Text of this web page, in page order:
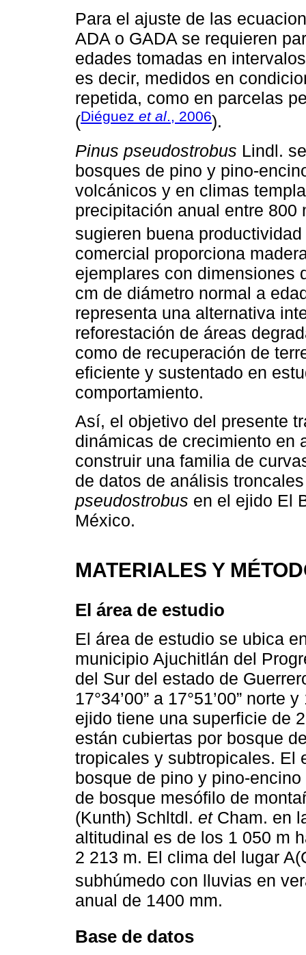
Para el ajuste de las
ADA o GADA se requieren
edades tomadas en
es decir, medidos en
repetida, como en parcelas
(Diéguez et al., 2006).
Pinus pseudostrobus Lindl.
bosques de pino y pino-
volcánicos y en climas
precipitación anual entre
sugieren buena productividad
comercial proporciona
ejemplares con dimensiones
cm de diámetro normal a
representa una alternativa
reforestación de áreas
como de recuperación de
eficiente y sustentado en
comportamiento.
Así, el objetivo del presente
dinámicas de crecimiento en
construir una familia de
de datos de análisis
pseudostrobus en el ejido El
México.
MATERIALES Y
El área de estudio
El área de estudio se ubica
municipio Ajuchitlán del
del Sur del estado de
17°34’00” a 17°51’00” norte
ejido tiene una superficie de
están cubiertas por bosque
tropicales y subtropicales. El
bosque de pino y pino-
de bosque mesófilo de
(Kunth) Schltdl. etCham. en
altitudinal es de los 1 050 m
2 213 m. El clima del lugar
subhúmedo con lluvias en
anual de 1400 mm.
Base de datos